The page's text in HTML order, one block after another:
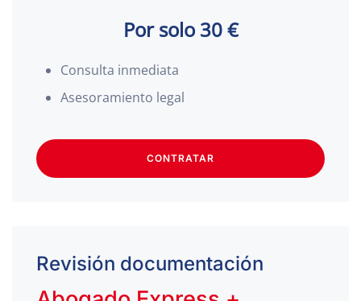
Por solo 30 €
Consulta inmediata
Asesoramiento legal
CONTRATAR
Revisión documentación